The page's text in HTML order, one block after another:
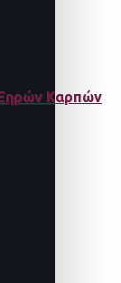
Καρπών